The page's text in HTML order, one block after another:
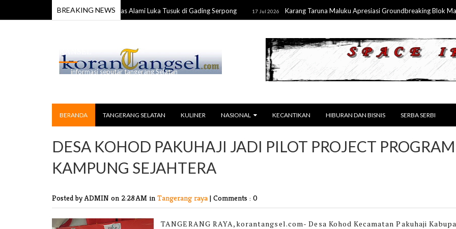
BREAKING NEWS
Anggota TNI Ditemukan Tewas Alami Luka Tusuk di Gading Serpong 17 Jul 2026 Karang Taruna Maluku Apresiasi Groundbreaking Blok Masela,
informasi seputar tangerang Selatan
BERANDA TANGERANG SELATAN KULINER NASIONAL KECANTIKAN HIBURAN DAN BISNIS SERBA SERBI
DESA KOHOD PAKUHAJI JADI PILOT PROJECT PROGRAM
KAMPUNG SEJAHTERA
Posted by ADMIN on 2:28 AM in Tangerang raya | Comments : 0
TANGERANG RAYA,korantangsel.com- Desa Kohod Kecamatan Pakuhaji